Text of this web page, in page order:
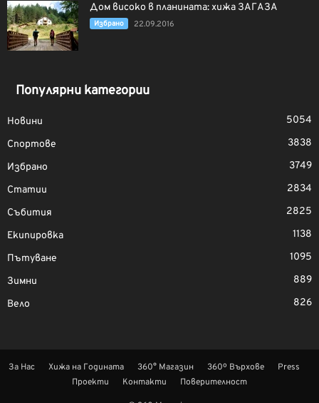
Дом високо в планината: хижа ЗАГАЗА
Избрано 22.09.2016
Популярни категории
Новини
5054
Спортове
3838
Избрано
3749
Статии
2834
Събития
2825
Екипировка
1138
Пътуване
1095
Зимни
889
Вело
826
За Нас Хижа на Годината 360° Магазин 360º Върхове
Press
Проекти
Контакти Поверителност